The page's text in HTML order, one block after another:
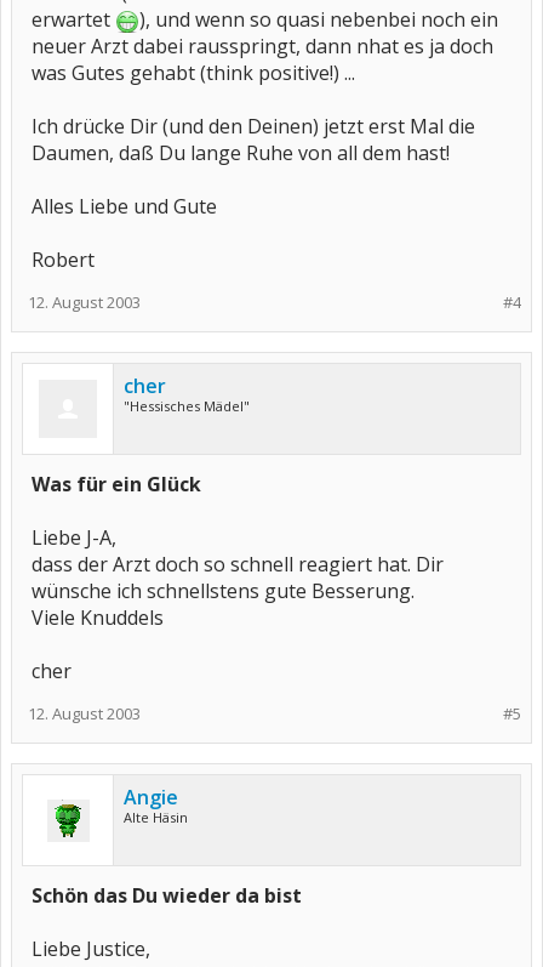
erwartet
), und wenn so quasi nebenbei noch ein
neuer Arzt dabei rausspringt, dann nhat es ja doch
was Gutes gehabt (think positive!) ...
Ich drücke Dir (und den Deinen) jetzt erst Mal die
Daumen, daß Du lange Ruhe von all dem hast!
Alles Liebe und Gute
Robert
#4
12. August 2003
cher
"Hessisches Mädel"
Was für ein Glück
Liebe J-A,
dass der Arzt doch so schnell reagiert hat. Dir
wünsche ich schnellstens gute Besserung.
Viele Knuddels
cher
#5
12. August 2003
Angie
Alte Häsin
Schön das Du wieder da bist
Liebe Justice,